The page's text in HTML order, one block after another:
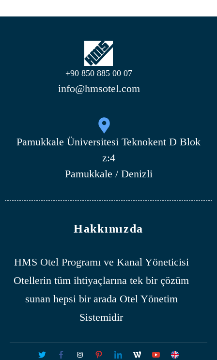
+90 850 885 00 07
info@hmsotel.com
Pamukkale Üniversitesi Teknokent D Blok
z:4
Pamukkale / Denizli
Hakkımızda
HMS Otel Programıve Kanal Yöneticisi
Otellerin tüm ihtiyaçlarına tek bir çözüm
sunan hepsi bir arada Otel Yönetim
Sistemidir